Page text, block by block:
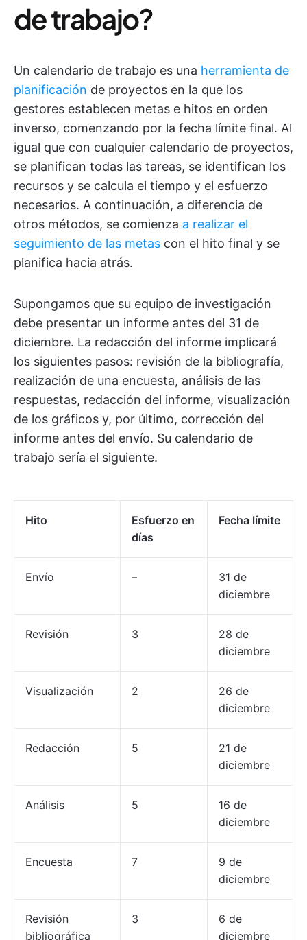
de trabajo?
Un calendario de trabajo es una herramienta de
planificación de proyectos en la que los
gestores establecen metas e hitos en orden
inverso, comenzando por la fecha límite final. Al
igual que con cualquier calendario de proyectos,
se planifican todas las tareas, se identifican los
recursos y se calcula el tiempo y el esfuerzo
necesarios. A continuación, a diferencia de
otros métodos, se comienza a realizar el
seguimiento de las metas con el hito final y se
planifica hacia atrás.
Supongamos que su equipo de investigación
debe presentar un informe antes del 31 de
diciembre. La redacción del informe implicará
los siguientes pasos: revisión de la bibliografía,
realización de una encuesta, análisis de las
respuestas, redacción del informe, visualización
de los gráficos y, por último, corrección del
informe antes del envío. Su calendario de
trabajo sería el siguiente.
Hito
Esfuerzo en
días
Fecha límite
Envío –
31 de
diciembre
Revisión 3
28 de
diciembre
Visualización 2
26 de
diciembre
Redacción 5
21 de
diciembre
Análisis 5
16 de
diciembre
Encuesta 7
9 de
diciembre
Revisión
bibliográfica
3
6 de
diciembre